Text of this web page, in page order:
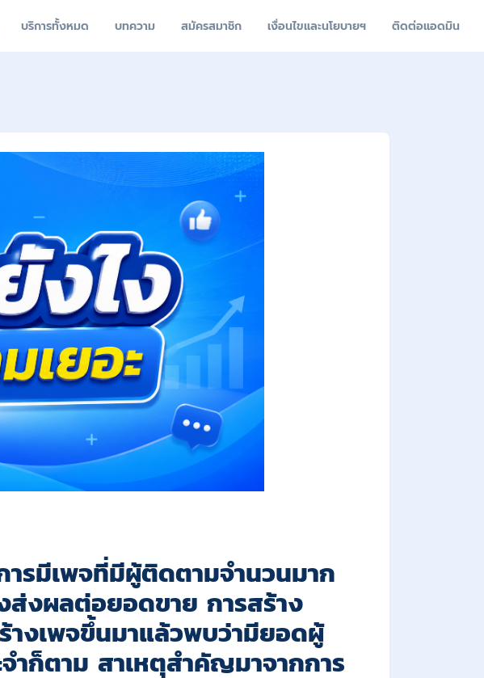
บริการทั้งหมด บทความ สมัครสมาชิก เงื่อนไขและนโยบายฯ ติดต่อแอดมิน
รมีเพจที่มีผู้ติดตามจำนวนมาก
ส่งผลต่อยอดขาย การสร้าง
งเพจขึ้นมาแล้วพบว่ามียอดผู้
ำก็ตาม สาเหตุสำคัญมาจากการ